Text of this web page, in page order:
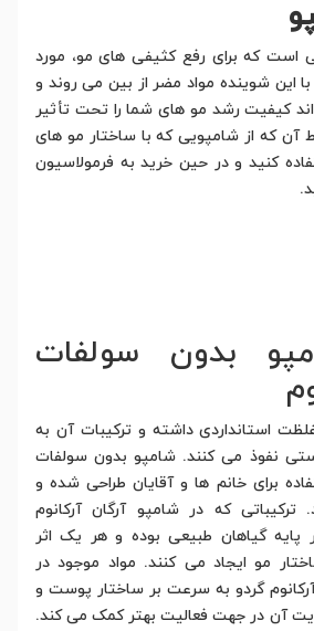
است که برای رفع کثیفی های مو، مورد
با این شوینده مواد مضر از بین می روند و
کیفیت رشد مو های شما را تحت تأثیر
آن که از شامپویی که با ساختار مو های
کنید و در حین خرید به فرمولاسیون
بدون سولفات
استانداردی داشته و ترکیبات آن به
نفوذ می کنند. شامپو بدون سولفات
برای خانم ها و آقایان طراحی شده و
که در شامپو آرگان آرکانوم
گیاهان طبیعی بوده و هر یک اثر
مو ایجاد می کنند. مواد موجود در
گردو به سرعت بر ساختار پوست و
آن در جهت فعالیت بهتر کمک می کند.